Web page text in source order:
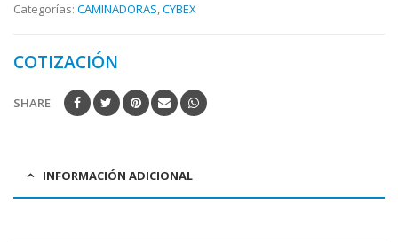
Categorías: CAMINADORAS,CYBEX
COTIZACIÓN
SHARE
INFORMACIÓN ADICIONAL